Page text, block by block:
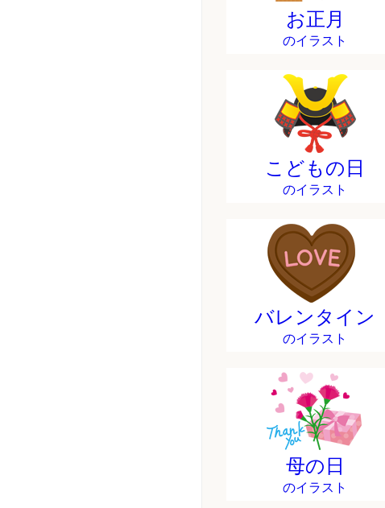
お正月
のイラスト
こどもの日
のイラスト
バレンタイン
のイラスト
母の日
のイラスト